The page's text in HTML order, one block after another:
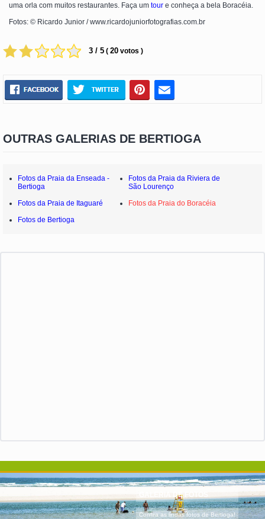
uma orla com muitos restaurantes. Faça um tour e conheça a bela Boracéia.
Fotos: © Ricardo Junior / www.ricardojuniorfotografias.com.br
3 / 5 ( 20 votos )
OUTRAS GALERIAS DE BERTIOGA
Fotos da Praia da Enseada -
Bertioga
Fotos da Praia da Riviera de
São Lourenço
Fotos da Praia de Itaguaré
Fotos da Praia do Boracéia
Fotos de Bertioga
GALERIA DE FOTOS
Confira as lindas fotos de Bertioga!